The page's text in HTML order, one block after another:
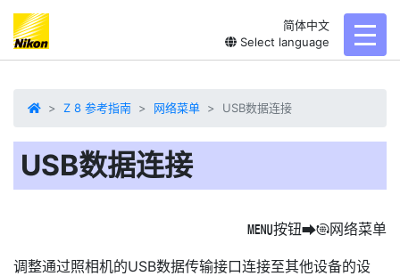
简体中文
Select language
Z 8 参考指南 网络菜单 USB数据连接
USB数据连接
G按钮UF网络菜单
调整通过照相机的USB数据传输接口连接至其他设备的设